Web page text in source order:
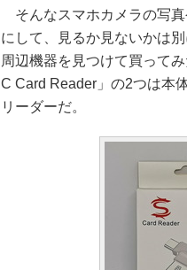
そんなスマホカメラの写真
にして、見るか見ないかは
周辺機器を見つけて買って
C Card Reader」の2つは本
リーダーだ。